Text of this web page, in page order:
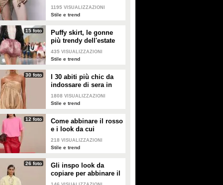
nella valigia dell'estate
2026
1195 VISUALIZZAZIONI
Stile e trend
15 foto
Puffy skirt, le gonne
più trendy dell'estate
2026 sono quelle a
palloncino
435 VISUALIZZAZIONI
Stile e trend
30 foto
I 30 abiti più chic da
indossare di sera in
estate
1808 VISUALIZZAZIONI
Stile e trend
12 foto
Come abbinare il rosso
e i look da cui
prendere ispirazione
218 VISUALIZZAZIONI
Stile e trend
26 foto
Gli inspo look da
copiare per abbinare il
giallo